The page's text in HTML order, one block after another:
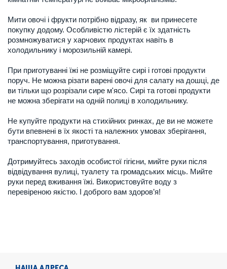
Мити овочі і фрукти потрібно відразу, як ви принесете
покупку додому. Особливістю лістерій є їх здатність
розмножуватися у харчових продуктах навіть в
холодильнику і морозильній камері.
При приготуванні їжі не розміщуйте сирі і готові продукти
поруч. Не можна різати варені овочі для салату на дошці, де
ви тільки що розрізали сире м'ясо. Сирі та готові продукти
не можна зберігати на одній полиці в холодильнику.
Не купуйте продукти на стихійних ринках, де ви не можете
бути впевнені в їх якості та належних умовах зберігання,
транспортування, приготування.
Дотримуйтесь заходів особистої гігієни, мийте руки після
відвідування вулиці, туалету та громадських місць. Мийте
руки перед вживання їжі. Використовуйте воду з
перевіреною якістю. І доброго вам здоров’я!